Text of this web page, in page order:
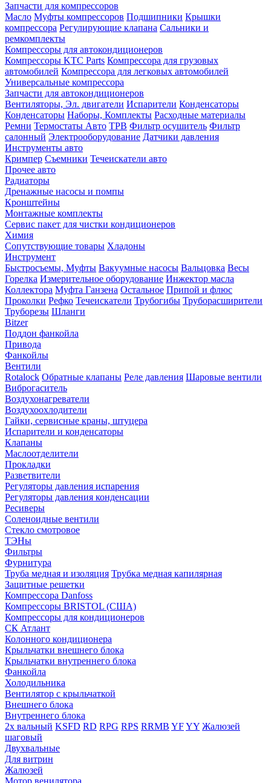
Запчасти для компрессоров
Масло Муфты компрессоров Подшипники Крышки
компрессора Регулирующие клапана Сальники и
ремкомплекты
Компрессоры для автокондиционеров
Компрессоры KTC Parts Компрессора для грузовых
автомобилей Компрессора для легковых автомобилей
Универсальные компрессора
Запчасти для автокондиционеров
Вентиляторы, Эл. двигатели Испарители Конденсаторы
Конденсаторы Наборы, Комплекты Расходные материалы
Ремни Термостаты Авто ТРВ Фильтр осушитель Фильтр
салонный Электрооборудование Датчики давления
Инструменты авто
Кримпер Съемники Течеискатели авто
Прочее авто
Радиаторы
Дренажные насосы и помпы
Кронштейны
Монтажные комплекты
Сервис пакет для чистки кондиционеров
Химия
Сопутствующие товары Хладоны
Инструмент
Быстросъемы, Муфты Вакуумные насосы Вальцовка Весы
Горелка Измерительное оборудование Инжектор масла
Коллектора Муфта Ганзена Остальное Припой и флюс
Проколки Рефко Течеискатели Трубогибы Труборасширители
Труборезы Шланги
Bitzer
Поддон фанкойла
Привода
Фанкойлы
Вентили
Rotalock Обратные клапаны Реле давления Шаровые вентили
Виброгаситель
Воздухонагреватели
Воздухоохлодители
Гайки, сервисные краны, штуцера
Испарители и конденсаторы
Клапаны
Маслоотделители
Прокладки
Разветвители
Регуляторы давления испарения
Регуляторы давления конденсации
Ресиверы
Соленоидные вентили
Стекло смотровое
ТЭНы
Фильтры
Фурнитура
Труба медная и изоляция Трубка медная капилярная
Защитные решетки
Компрессора Danfoss
Компрессоры BRISTOL (США)
Компрессоры для кондиционеров
СК Атлант
Колонного кондиционера
Крыльчатки внешнего блока
Крыльчатки внутреннего блока
Фанкойла
Холодильника
Вентилятор с крыльчаткой
Внешнего блока
Внутреннего блока
2х вальный KSFD RD RPG RPS RRMB YFYY Жалюзей
шаговый
Двухвальные
Для витрин
Жалюзей
Мотор венилятора